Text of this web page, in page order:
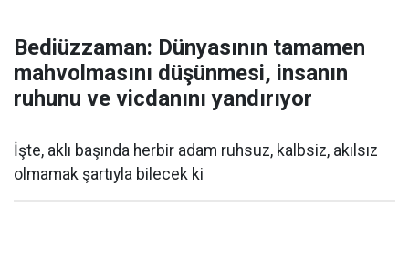
Bediüzzaman: Dünyasının tamamen
mahvolmasını düşünmesi, insanın
ruhunu ve vicdanını yandırıyor
İşte, aklı başında herbir adam ruhsuz, kalbsiz, akılsız
olmamak şartıyla bilecek ki